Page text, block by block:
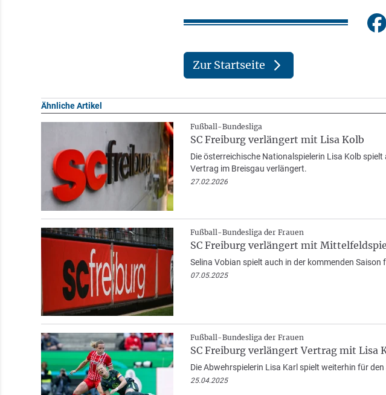
Zur Startseite
Ähnliche Artikel
Fußball-Bundesliga
SC Freiburg verlängert mit Lisa Kolb
Die österreichische Nationalspielerin Lisa Kolb
Vertrag im Breisgau verlängert.
27.02.2026
Fußball-Bundesliga der Frauen
SC Freiburg verlängert mit
Selina Vobian spielt auch in der kommenden
07.05.2025
Fußball-Bundesliga der Frauen
SC Freiburg verlängert Vertrag mit Lisa
Die Abwehrspielerin Lisa Karl spielt weiterhin für
25.04.2025